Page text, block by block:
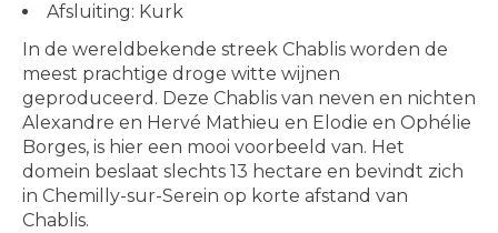
Afsluiting: Kurk
In de wereldbekende streek Chablis worden de
meest prachtige droge witte wijnen
geproduceerd. Deze Chablis van neven en nichten
Alexandre en Hervé Mathieu en Elodie en Ophélie
Borges, is hier een mooi voorbeeld van. Het
domein beslaat slechts 13 hectare en bevindt zich
in Chemilly-sur-Serein op korte afstand van
Chablis.